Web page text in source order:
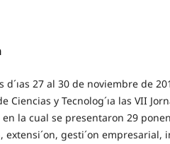
d´ıas 27 al 30 de noviembre de
Ciencias y Tecnolog´ıa las VII
en la cual se presentaron 29
extensi´on, gesti´on empresarial,